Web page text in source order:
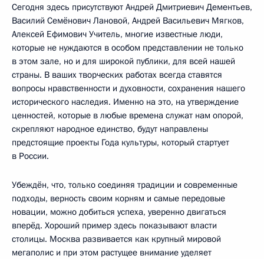
Сегодня здесь присутствуют Андрей Дмитриевич Дементьев,
Василий Семёнович Лановой, Андрей Васильевич Мягков,
Алексей Ефимович Учитель, многие известные люди,
которые не нуждаются в особом представлении не только
в этом зале, но и для широкой публики, для всей нашей
страны. В ваших творческих работах всегда ставятся
вопросы нравственности и духовности, сохранения нашего
исторического наследия. Именно на это, на утверждение
ценностей, которые в любые времена служат нам опорой,
скрепляют народное единство, будут направлены
предстоящие проекты Года культуры, который стартует
в России.
Убеждён, что, только соединяя традиции и современные
подходы, верность своим корням и самые передовые
новации, можно добиться успеха, уверенно двигаться
вперёд. Хороший пример здесь показывают власти
столицы. Москва развивается как крупный мировой
мегаполис и при этом растущее внимание уделяет